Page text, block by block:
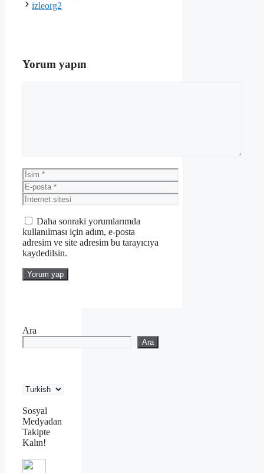
izleorg2
Yorum yapın
İsim
E-
posta
İnternet
sitesi
Daha sonraki yorumlarımda
kullanılması için adım, e-posta
adresim ve site adresim bu tarayıcıya
kaydedilsin.
Ara
Ara
Sosyal
Medyadan
Takipte
Kalın!